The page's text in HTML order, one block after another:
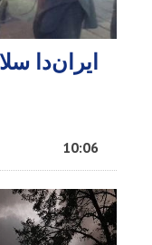
ایران‌دا
10:06